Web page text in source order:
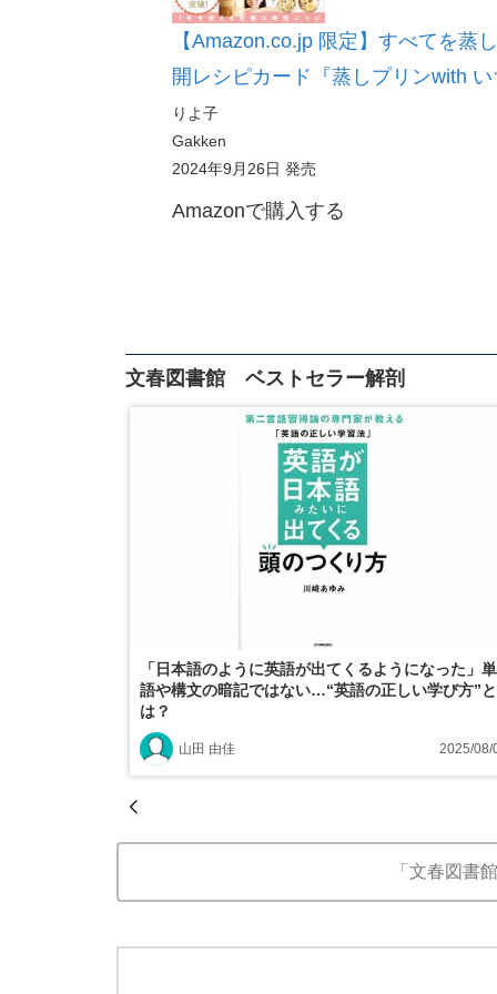
【Amazon.co.jp 限定】すべてを蒸
開レシピカード『蒸しプリンwith
りよ子
Gakken
2024年9月26日 発売
Amazonで購入する
文春図書館 ベストセラー解剖
「日本語のように英語が出てくるようになった」単
語や構文の暗記ではない…“英語の正しい学び方”と
は？
山田 由佳 2025/08/
「文春図書